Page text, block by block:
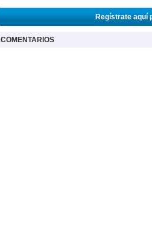
Regístrate aquí
COMENTARIOS